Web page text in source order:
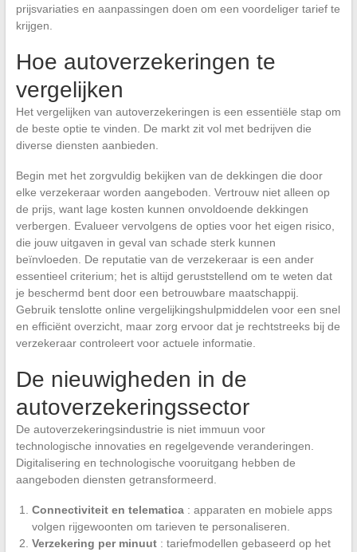
prijsvariaties en aanpassingen doen om een voordeliger tarief te
krijgen.
Hoe autoverzekeringen te
vergelijken
Het vergelijken van autoverzekeringen is een essentiële stap om
de beste optie te vinden. De markt zit vol met bedrijven die
diverse diensten aanbieden.
Begin met het zorgvuldig bekijken van de dekkingen die door
elke verzekeraar worden aangeboden. Vertrouw niet alleen op
de prijs, want lage kosten kunnen onvoldoende dekkingen
verbergen. Evalueer vervolgens de opties voor het eigen risico,
die jouw uitgaven in geval van schade sterk kunnen
beïnvloeden. De reputatie van de verzekeraar is een ander
essentieel criterium; het is altijd geruststellend om te weten dat
je beschermd bent door een betrouwbare maatschappij.
Gebruik tenslotte online vergelijkingshulpmiddelen voor een snel
en efficiënt overzicht, maar zorg ervoor dat je rechtstreeks bij de
verzekeraar controleert voor actuele informatie.
De nieuwigheden in de
autoverzekeringssector
De autoverzekeringsindustrie is niet immuun voor
technologische innovaties en regelgevende veranderingen.
Digitalisering en technologische vooruitgang hebben de
aangeboden diensten getransformeerd.
Connectiviteit en telematica : apparaten en mobiele apps
volgen rijgewoonten om tarieven te personaliseren.
Verzekering per minuut : tariefmodellen gebaseerd op het